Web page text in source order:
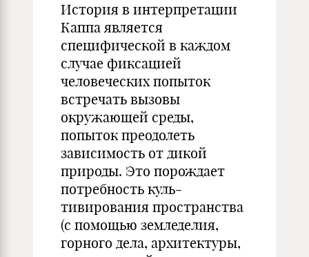
История в интерпретации
Каппа является
специфической в каждом
случае фиксацией
человеческих по­пыток
встречать вызовы
окружающей среды,
попыток преодолеть
зависимость от дикой
природы. Это порождает
потребность куль­
тивирования пространства
(с помощью земледелия,
горного дела, архитектуры,